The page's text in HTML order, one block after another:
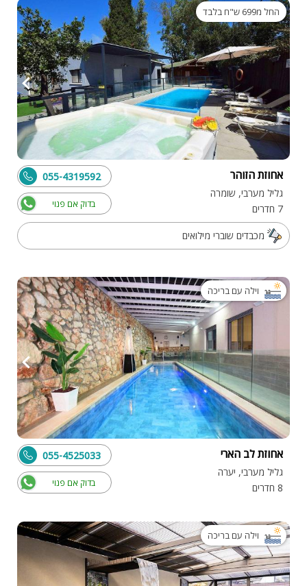
החל מ699 ש"ח בלבד
אחוזת הזוהר
גליל מערבי, שומרה
7 חדרים
בדוק אם פנוי
055-4319592
מכבדים שוברי מילואים
וילה עם בריכה
אחוזת לב הארי
גליל מערבי, יערה
8 חדרים
בדוק אם פנוי
055-4525033
וילה עם בריכה